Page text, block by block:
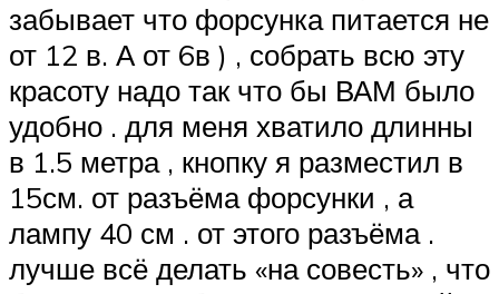
забывает что форсунка питается не
от 12 в. А от 6в ) , собрать всю эту
красоту надо так что бы ВАМ было
удобно . для меня хватило длинны
в 1.5 метра , кнопку я разместил в
15см. от разъёма форсунки , а
лампу 40 см . от этого разъёма .
лучше всё делать «на совесть» , что